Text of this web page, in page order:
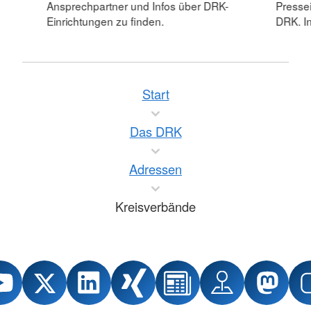
Ansprechpartner und Infos über DRK-
Einrichtungen zu finden.
DRK.
Start
Das DRK
Adressen
Kreisverbände